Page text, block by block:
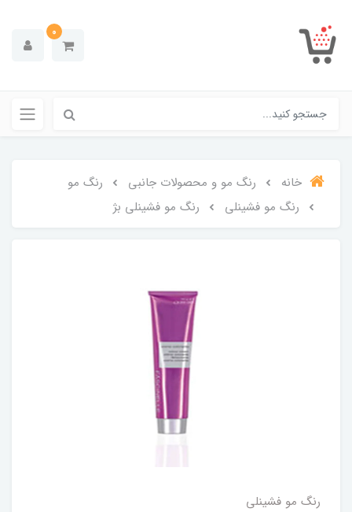
0
خانه رنگ مو و محصولات جانبی
رنگ مو
رنگ مو فشینلی
رنگ مو فشینلی بژ
رنگ مو فشینلی